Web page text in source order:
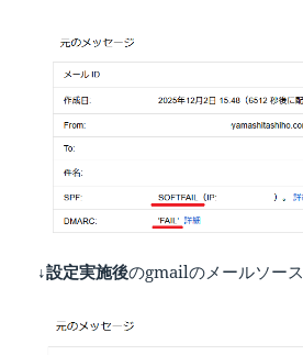
↓設定実施後のgmailのメールソース